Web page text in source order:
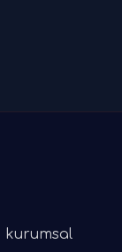
kurumsal